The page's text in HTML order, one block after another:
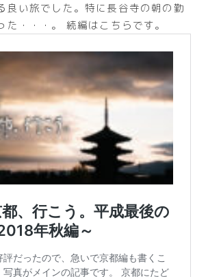
Follow Me
良い旅でした。特に長谷寺の朝の勤
た・・・。 続編はこちらです。